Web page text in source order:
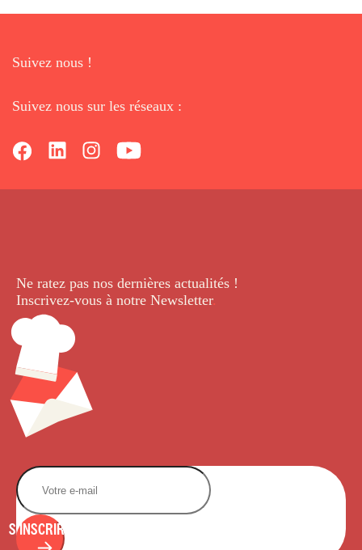
Suivez nous !
Suivez nous sur les réseaux :
Ne ratez pas nos dernières actualités !
Inscrivez-vous à notre Newsletter.
S'INSCRIRE